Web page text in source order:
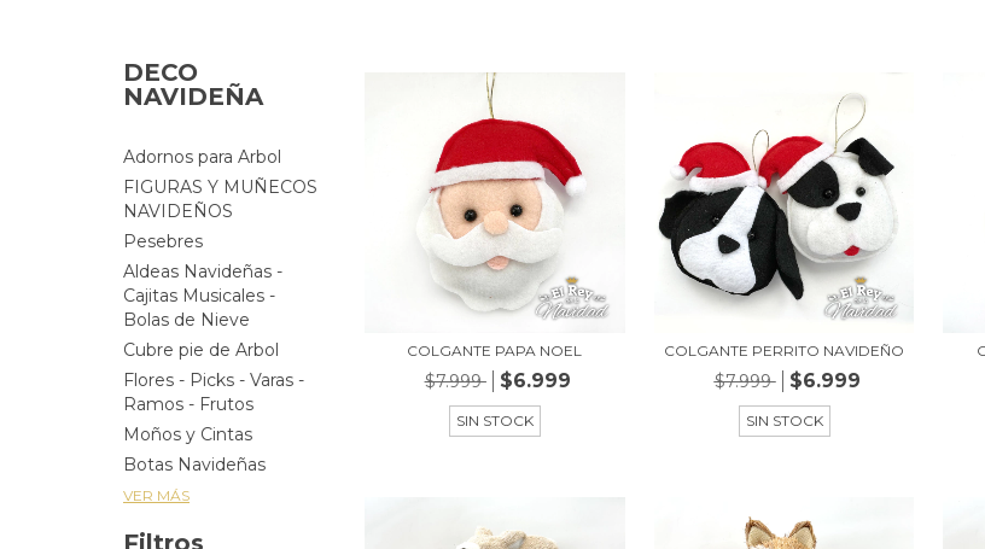
DECO
NAVIDEÑA
Adornos para Arbol
FIGURAS Y MUÑECOS
NAVIDEÑOS
Pesebres
Aldeas Navideñas -
Cajitas Musicales -
Bolas de Nieve
Cubre pie de Arbol
Flores - Picks - Varas -
Ramos - Frutos
Moños y Cintas
Botas Navideñas
VER MÁS
Filtros
COLGANTE PAPA NOEL
$7.999 $6.999
SIN STOCK
COLGANTE PERRITO NAVIDEÑO
$7.999 $6.999
SIN STOCK